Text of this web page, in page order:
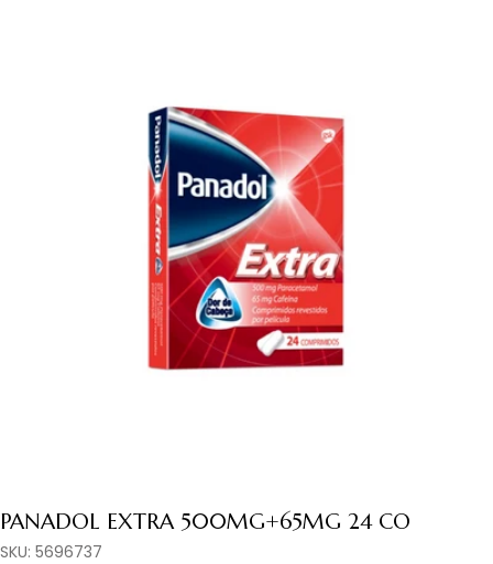
media 0 em modal
PANADOL EXTRA 500MG+65MG 24 CO
SKU: 5696737